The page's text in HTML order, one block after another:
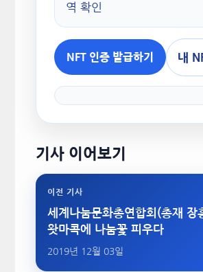
역 확인
NFT 인증 발급하기 내
기사 이어보기
이전 기사
세계나눔문화총연합회(총재 장
왓마콕에 나눔꽃 피우다
2019년 12월 03일